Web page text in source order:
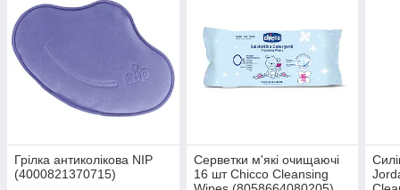
Грілка антиколікова NIP
(4000821370715)
Серветки м'які очищаючі
16 шт Chicco Cleansing